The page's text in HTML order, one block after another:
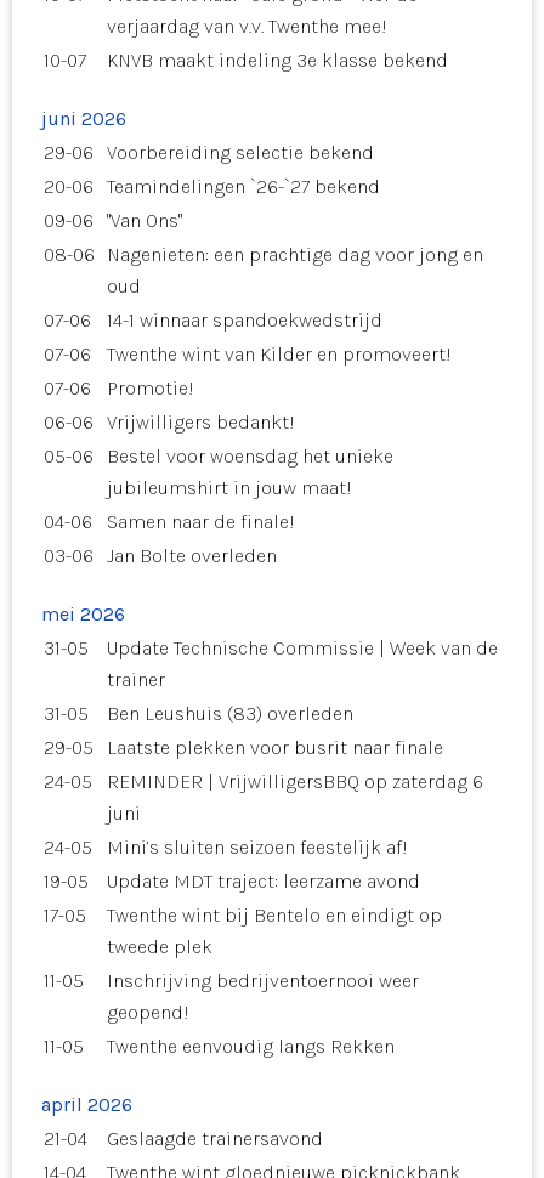
verjaardag van v.v. Twenthe mee!
10-07
KNVB maakt indeling 3e klasse bekend
juni 2026
29-06
Voorbereiding selectie bekend
20-06
Teamindelingen `26-`27 bekend
09-06
"Van Ons"
08-06
Nagenieten: een prachtige dag voor jong en
oud
07-06
14-1 winnaar spandoekwedstrijd
07-06
Twenthe wint van Kilder en promoveert!
07-06
Promotie!
06-06
Vrijwilligers bedankt!
05-06
Bestel voor woensdag het unieke
jubileumshirt in jouw maat!
04-06
Samen naar de finale!
03-06
Jan Bolte overleden
mei 2026
31-05
Update Technische Commissie | Week van de
trainer
31-05
Ben Leushuis (83) overleden
29-05
Laatste plekken voor busrit naar finale
24-05
REMINDER | VrijwilligersBBQ op zaterdag 6
juni
24-05
Mini’s sluiten seizoen feestelijk af!
19-05
Update MDT traject: leerzame avond
17-05
Twenthe wint bij Bentelo en eindigt op
tweede plek
11-05
Inschrijving bedrijventoernooi weer
geopend!
11-05
Twenthe eenvoudig langs Rekken
april 2026
21-04
Geslaagde trainersavond
14-04
Twenthe wint gloednieuwe picknickbank